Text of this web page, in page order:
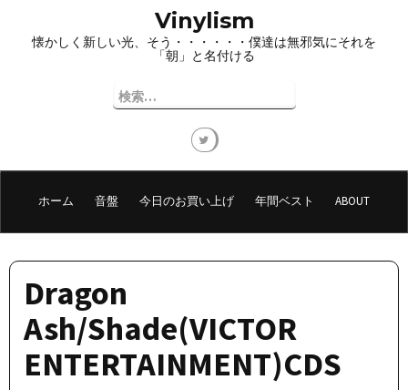
プ
Vinylism
懐かしく新しい光、そう・・・・・・僕達は無邪気にそれを
「朝」と名付ける
検
索:
ホーム 音盤 今日のお買い上げ 年間ベスト ABOUT
Dragon
Ash/Shade(VICTOR
ENTERTAINMENT)CDS